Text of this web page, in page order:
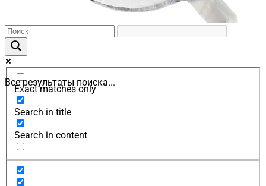
Все результаты поиска...
Exact matches only
Search in title
Search in content